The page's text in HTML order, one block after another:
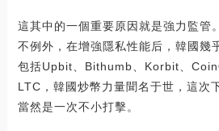
這其中的一個重要原因就是強力監管
不例外，在增強隱私性能后，韓國幾
包括Upbit、Bithumb、Korbit、
LTC，韓國炒幣力量聞名于世，這次
當然是一次不小打擊。